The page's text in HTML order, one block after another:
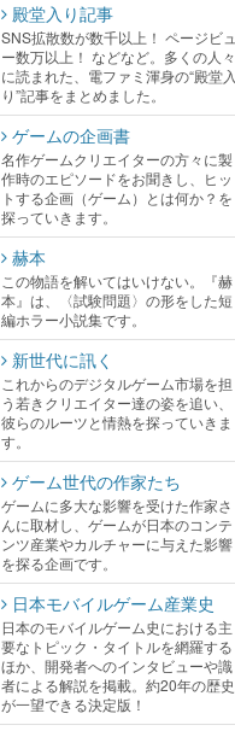
殿堂入り記事
SNS拡散数が数千以上！ ページビュ
ー数万以上！ などなど。多くの人々
に読まれた、電ファミ渾身の“殿堂入
り”記事をまとめました。
ゲームの企画書
名作ゲームクリエイターの方々に製
作時のエピソードをお聞きし、ヒッ
トする企画（ゲーム）とは何か？を
探っていきます。
赫本
この物語を解いてはいけない。『赫
本』は、〈試験問題〉の形をした短
編ホラー小説集です。
新世代に訊く
これからのデジタルゲーム市場を担
う若きクリエイター達の姿を追い、
彼らのルーツと情熱を探っていきま
す。
ゲーム世代の作家たち
ゲームに多大な影響を受けた作家さ
んに取材し、ゲームが日本のコンテ
ンツ産業やカルチャーに与えた影響
を探る企画です。
日本モバイルゲーム産業史
日本のモバイルゲーム史における主
要なトピック・タイトルを網羅する
ほか、開発者へのインタビューや識
者による解説を掲載。約20年の歴史
が一望できる決定版！